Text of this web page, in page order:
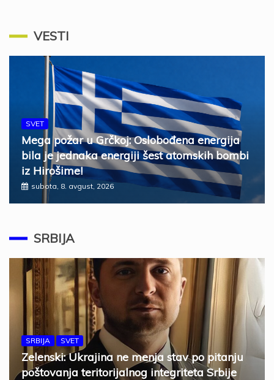
VESTI
SVET
Mega požar u Grčkoj: Oslobođena energija
bila je jednaka energiji šest atomskih bombi
iz Hirošime!
subota, 8. avgust, 2026
SRBIJA
SRBIJA SVET
Zelenski: Ukrajina ne menja stav po pitanju
poštovanja teritorijalnog integriteta Srbije